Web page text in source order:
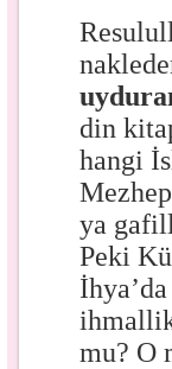
din
hangi
ya
Peki
mu? O